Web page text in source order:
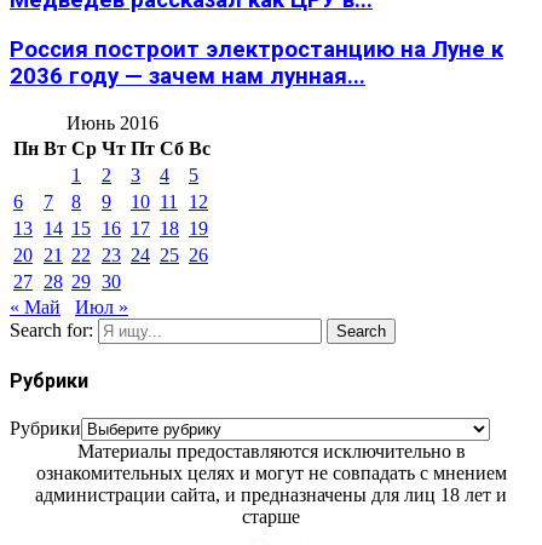
Россия построит электростанцию на Луне к
2036 году — зачем нам лунная...
Июнь 2016
Пн Вт Ср Чт Пт Сб Вс
1
2 3 4
5
6
7 8 9 10 11
12
13 14 15 16 17 18 19
20 21 22 23 24 25 26
27 28 29 30
« Май
Июл »
Search for:
Search
Рубрики
Рубрики
Материалы предоставляются исключительно в
ознакомительных целях и могут не совпадать с мнением
администрации сайта, и предназначены для лиц 18 лет и
старше